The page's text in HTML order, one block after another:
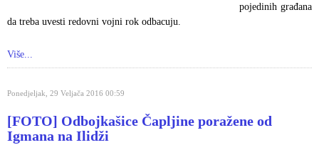
pojedinih građana
da treba uvesti redovni vojni rok odbacuju.
Više...
Ponedjeljak, 29 Veljača 2016 00:59
[FOTO] Odbojkašice Čapljine poražene od
Igmana na Ilidži